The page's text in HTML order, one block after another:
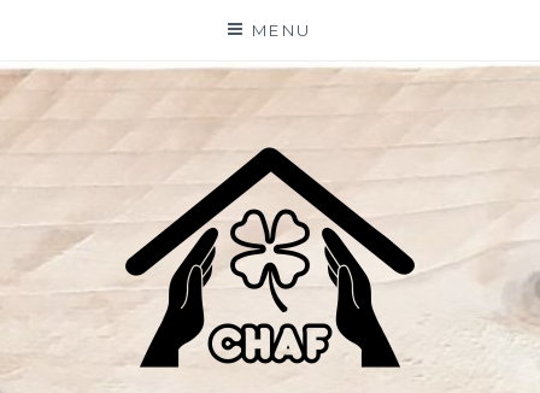
content
MENU